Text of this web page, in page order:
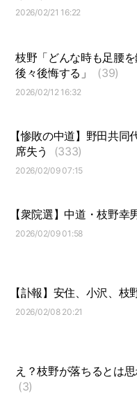
2026/02/21 16:22
枝野「どんな時も足腰
後々後悔する」
(39)
2026/02/12 16:32
【惨敗の中道】野田共
席失う
(333)
2026/02/09 07:15
【衆院選】中道・枝野
2026/02/09 01:58
【訃報】安住、小沢、
2026/02/08 20:21
え？枝野が落ちるとは
(3)